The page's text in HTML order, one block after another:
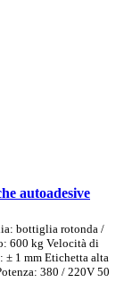
autoadesive
bottiglia rotonda /
600 kg Velocità di
± 1 mm Etichetta alta
380 / 220V 50